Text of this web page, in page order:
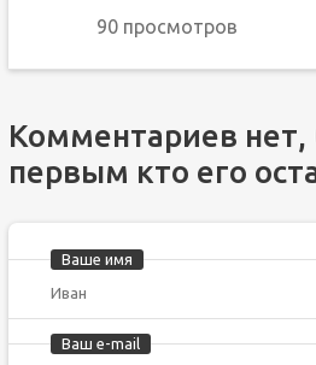
90 просмотров
Комментариев нет,
первым кто его
Ваше имя
Ваш e-mail